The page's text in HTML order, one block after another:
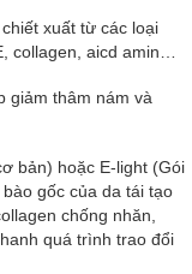
xuất từ các loại
collagen, aicd amin…
giảm thâm nám và
bản) hoặc E-light (Gói
gốc của da tái tạo
chống nhăn,
quá trình trao đổi